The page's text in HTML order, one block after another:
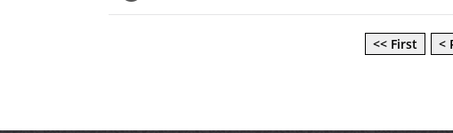
<< First <